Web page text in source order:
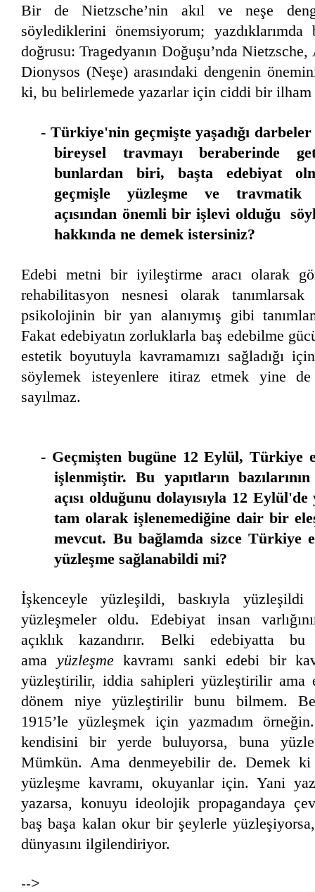
Bir de Nietzsche’nin akıl ve neşe
söylediklerini önemsiyorum;
doğrusu: Tragedyanın Doğuşu’nda
Dionysos (Neşe) arasındaki dengenin
ki, bu belirlemede yazarlar için ciddi bir ilham
- Türkiye'nin geçmişte yaşadığı
bireysel travmayı beraberinde
bunlardan biri, başta edebiyat
geçmişle yüzleşme ve travmatik
açısından önemli bir işlevi olduğu
hakkında ne demek istersiniz?
Edebi metni bir iyileştirme aracı olarak
rehabilitasyon nesnesi olarak
psikolojinin bir yan alanıymış gibi
Fakat edebiyatın zorluklarla baş edebilme
estetik boyutuyla kavramamızı sağladığı
söylemek isteyenlere itiraz etmek yine
sayılmaz.
- Geçmişten bugüne 12 Eylül, Türkiye
işlenmiştir. Bu yapıtların
açısı olduğunu dolayısıyla 12 Eylül'de
tam olarak işlenemediğine dair bir
mevcut. Bu bağlamda sizce Türkiye
yüzleşme sağlanabildi mi?
İşkenceyle yüzleşildi, baskıyla
yüzleşmeler oldu. Edebiyat insan
açıklık kazandırır. Belki edebiyatta
ama yüzleşmekavramı sanki edebi bir
yüzleştirilir, iddia sahipleri yüzleştirilir ama
dönem niye yüzleştirilir bunu bilmem.
1915’le yüzleşmek için yazmadım
kendisini bir yerde buluyorsa, buna
Mümkün. Ama denmeyebilir de. Demek
yüzleşme kavramı, okuyanlar için. Yani
yazarsa, konuyu ideolojik propagandaya
baş başa kalan okur bir şeylerle
dünyasını ilgilendiriyor.
-->